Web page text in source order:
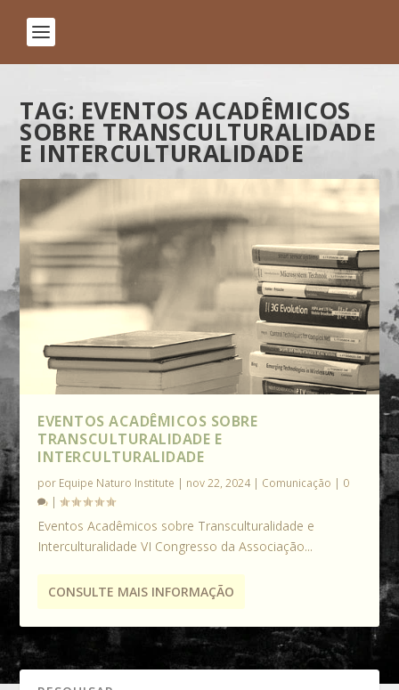
TAG: EVENTOS ACADÊMICOS
SOBRE TRANSCULTURALIDADE
E INTERCULTURALIDADE
EVENTOS ACADÊMICOS SOBRE
TRANSCULTURALIDADE E
INTERCULTURALIDADE
por Equipe Naturo Institute | nov 22, 2024| Comunicação | 0
|
Eventos Acadêmicos sobre Transculturalidade e
Interculturalidade VI Congresso da Associação...
CONSULTE MAIS INFORMAÇÃO